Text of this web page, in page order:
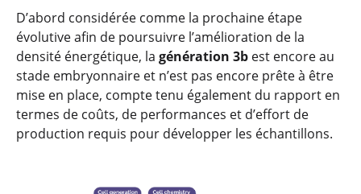
D’abord considérée comme la prochaine étape
évolutive afin de poursuivre l’amélioration de la
densité énergétique, la génération 3b est encore au
stade embryonnaire et n’est pas encore prête à être
mise en place, compte tenu également du rapport en
termes de coûts, de performances et d’effort de
production requis pour développer les échantillons.